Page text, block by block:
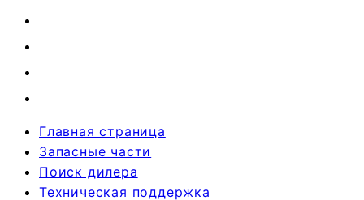
Главная страница
Запасные части
Поиск дилера
Техническая поддержка